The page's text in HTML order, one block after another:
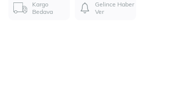
Kargo
Bedava
Gelince Haber
Ver